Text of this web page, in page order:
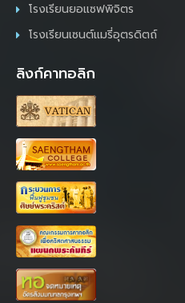
โรงเรียนยอแซฟพิจิตร
โรงเรียนเซนต์แมรี่อุตรดิตถ์
ลิงก์คาทอลิก